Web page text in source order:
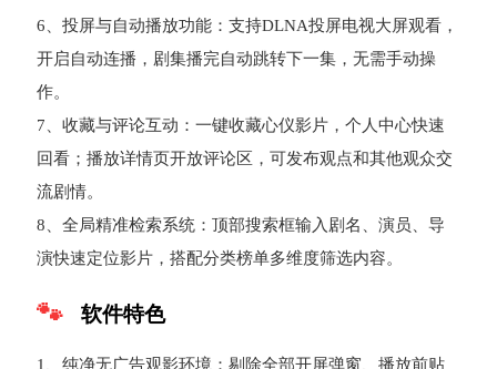
6、投屏与自动播放功能：支持DLNA投屏电视大屏观看，
开启自动连播，剧集播完自动跳转下一集，无需手动操
作。
7、收藏与评论互动：一键收藏心仪影片，个人中心快速
回看；播放详情页开放评论区，可发布观点和其他观众交
流剧情。
8、全局精准检索系统：顶部搜索框输入剧名、演员、导
演快速定位影片，搭配分类榜单多维度筛选内容。
软件特色
1、纯净无广告观影环境：剔除全部开屏弹窗、播放前贴